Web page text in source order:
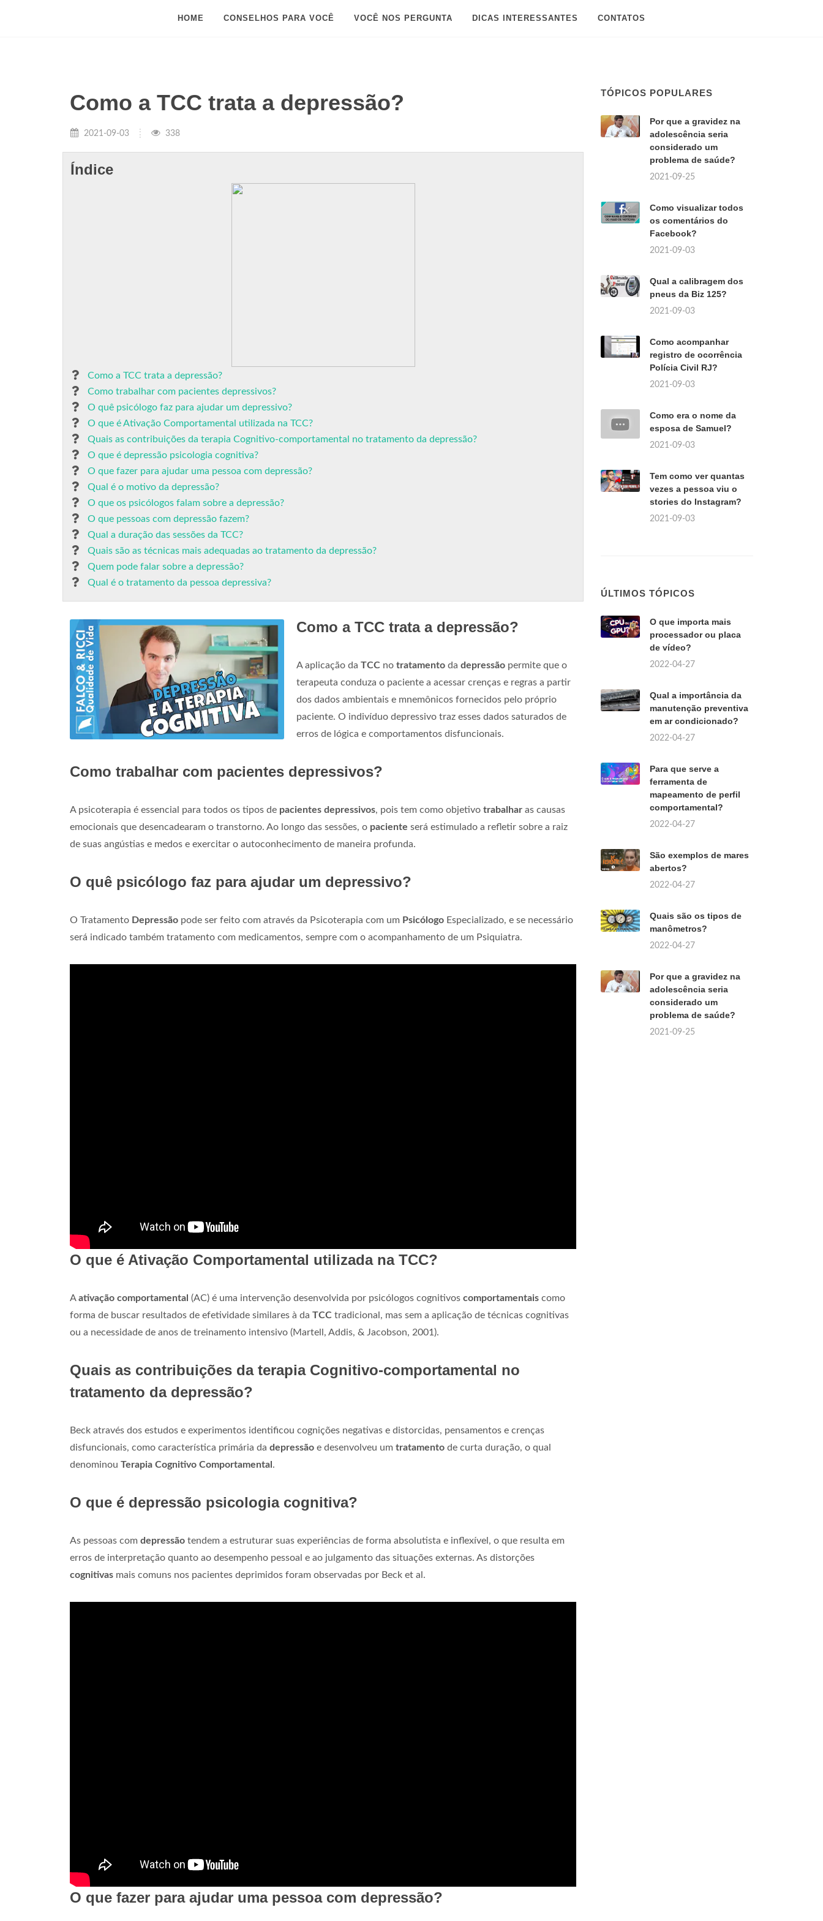
HOME CONSELHOS PARA VOCÊ VOCÊ NOS PERGUNTA DICAS INTERESSANTES CONTATOS
Como a TCC trata a depressão?
2021-09-03 338
Índice
Como a TCC trata a depressão?
Como trabalhar com pacientes depressivos?
O quê psicólogo faz para ajudar um depressivo?
O que é Ativação Comportamental utilizada na TCC?
Quais as contribuições da terapia Cognitivo-comportamental no tratamento da depressão?
O que é depressão psicologia cognitiva?
O que fazer para ajudar uma pessoa com depressão?
Qual é o motivo da depressão?
O que os psicólogos falam sobre a depressão?
O que pessoas com depressão fazem?
Qual a duração das sessões da TCC?
Quais são as técnicas mais adequadas ao tratamento da depressão?
Quem pode falar sobre a depressão?
Qual é o tratamento da pessoa depressiva?
Como a TCC trata a depressão?
A aplicação da TCC no tratamento da depressão permite que o
terapeuta conduza o paciente a acessar crenças e regras a partir
dos dados ambientais e mnemônicos fornecidos pelo próprio
paciente. O indivíduo depressivo traz esses dados saturados de
erros de lógica e comportamentos disfuncionais.
Como trabalhar com pacientes depressivos?
A psicoterapia é essencial para todos os tipos de pacientes depressivos, pois tem como objetivo trabalhar as causas
emocionais que desencadearam o transtorno. Ao longo das sessões, o paciente será estimulado a refletir sobre a raiz
de suas angústias e medos e exercitar o autoconhecimento de maneira profunda.
O quê psicólogo faz para ajudar um depressivo?
O Tratamento Depressão pode ser feito com através da Psicoterapia com um Psicólogo Especializado, e se necessário
será indicado também tratamento com medicamentos, sempre com o acompanhamento de um Psiquiatra.
O que é Ativação Comportamental utilizada na TCC?
Aativação comportamental (AC) é uma intervenção desenvolvida por psicólogos cognitivos comportamentais como
forma de buscar resultados de efetividade similares à da TCC tradicional, mas sem a aplicação de técnicas cognitivas
ou a necessidade de anos de treinamento intensivo (Martell, Addis, & Jacobson, 2001).
Quais as contribuições da terapia Cognitivo-comportamental no
tratamento da depressão?
Beck através dos estudos e experimentos identificou cognições negativas e distorcidas, pensamentos e crenças
disfuncionais, como característica primária da depressão e desenvolveu um tratamento de curta duração, o qual
denominou Terapia Cognitivo Comportamental .
O que é depressão psicologia cognitiva?
As pessoas com depressão tendem a estruturar suas experiências de forma absolutista e inflexível, o que resulta em
erros de interpretação quanto ao desempenho pessoal e ao julgamento das situações externas. As distorções
cognitivas mais comuns nos pacientes deprimidos foram observadas por Beck et al.
O que fazer para ajudar uma pessoa com depressão?
TÓPICOS POPULARES
Por que a gravidez na
adolescência seria
considerado um
problema de saúde?
2021-09-25
Como visualizar todos
os comentários do
Facebook?
2021-09-03
Qual a calibragem dos
pneus da Biz 125?
2021-09-03
Como acompanhar
registro de ocorrência
Polícia Civil RJ?
2021-09-03
Como era o nome da
esposa de Samuel?
2021-09-03
Tem como ver quantas
vezes a pessoa viu o
stories do Instagram?
2021-09-03
ÚLTIMOS TÓPICOS
O que importa mais
processador ou placa
de vídeo?
2022-04-27
Qual a importância da
manutenção preventiva
em ar condicionado?
2022-04-27
Para que serve a
ferramenta de
mapeamento de perfil
comportamental?
2022-04-27
São exemplos de mares
abertos?
2022-04-27
Quais são os tipos de
manômetros?
2022-04-27
Por que a gravidez na
adolescência seria
considerado um
problema de saúde?
2021-09-25